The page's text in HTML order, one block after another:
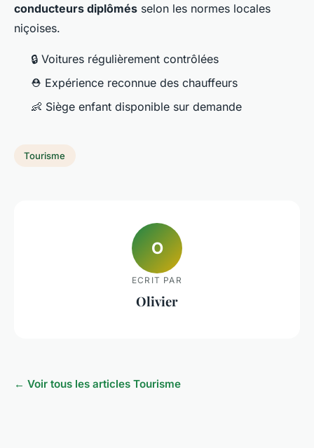
conducteurs diplômés selon les normes locales
niçoises.
🔒 Voitures régulièrement contrôlées
⛑ Expérience reconnue des chauffeurs
👶 Siège enfant disponible sur demande
Tourisme
O
ECRIT PAR
Olivier
← Voir tous les articles Tourisme